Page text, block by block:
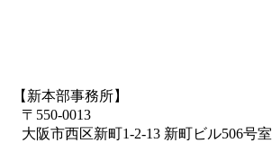
【新本部事務所】
〒550-0013
大阪市西区新町1-2-13 新町ビル506号室